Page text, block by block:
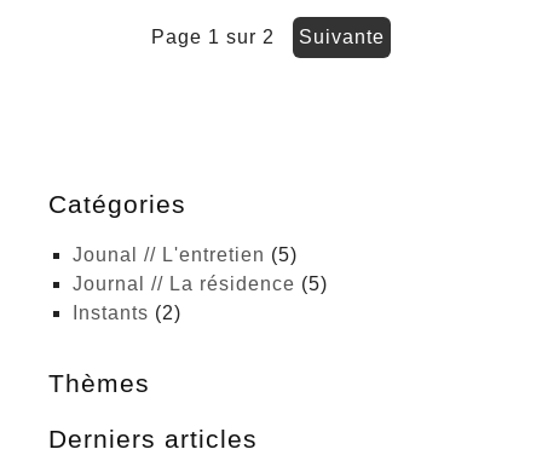
page 1 sur 2 suivante
Catégories
Jounal // L'entretien (5)
Journal // La résidence (5)
Instants (2)
Thèmes
Derniers articles